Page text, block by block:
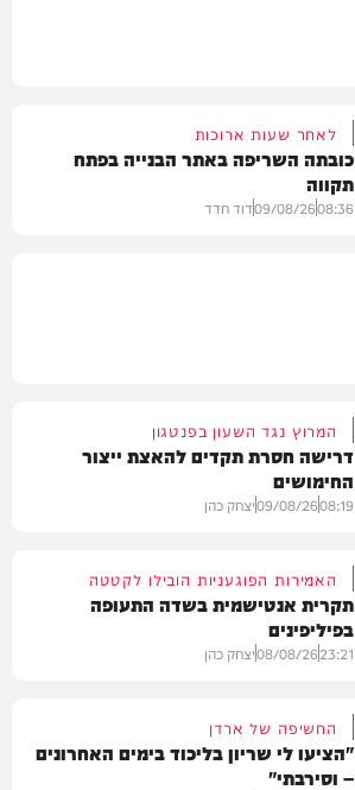
לאחר שעות ארוכות
כובתה השריפה באתר הבנייה בפתח
תקווה
08:36
09/08/26דוד חדד
המרוץ נגד השעון בפנטגון
דרישה חסרת תקדים להאצת ייצור
החימושים
08:19
09/08/26יצחק כהן
האמירות הפוגעניות הובילו לקטטה
תקרית אנטישמית בשדה התעופה
בפיליפינים
23:21
08/08/26יצחק כהן
החשיפה של ארדן
"הציעו לי שריון בליכוד בימים האחרונים
– וסירבתי"